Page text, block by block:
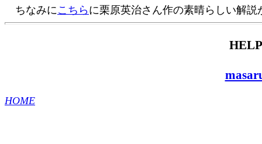
ちなみに こちらに栗原英治さん作の素晴らしい解
HOME